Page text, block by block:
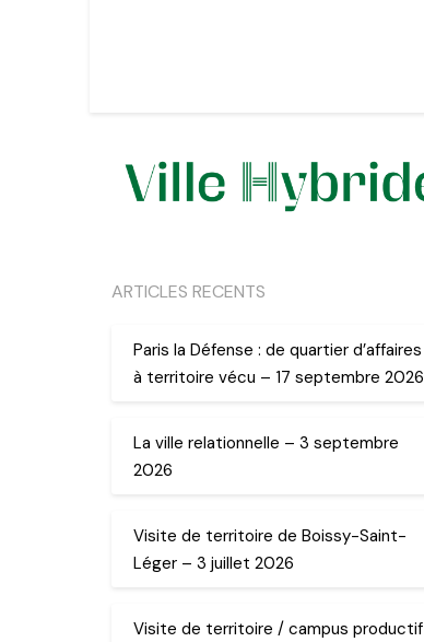
ARTICLES RECENTS
Paris la Défense : de quartier d’affaires
à territoire vécu – 17 septembre 2026
La ville relationnelle – 3 septembre
2026
Visite de territoire de Boissy-Saint-
Léger – 3 juillet 2026
Visite de territoire / campus productif